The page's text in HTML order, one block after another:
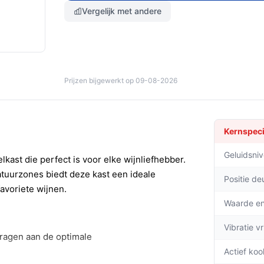
Vergelijk met andere
Prijzen bijgewerkt op 09-08-2026
die perfect is voor elke wijnliefhebber.
biedt deze kast een ideale
wijnen.
aan de optimale
Positie
Waarde
Vibratie
Actief